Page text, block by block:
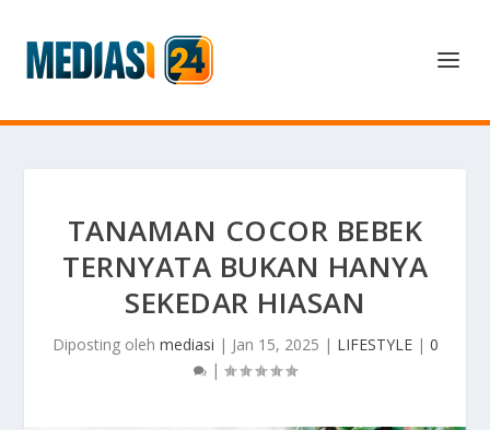
TANAMAN COCOR BEBEK
TERNYATA BUKAN HANYA
SEKEDAR HIASAN
Diposting oleh mediasi | Jan 15, 2025 | LIFESTYLE| 0
|